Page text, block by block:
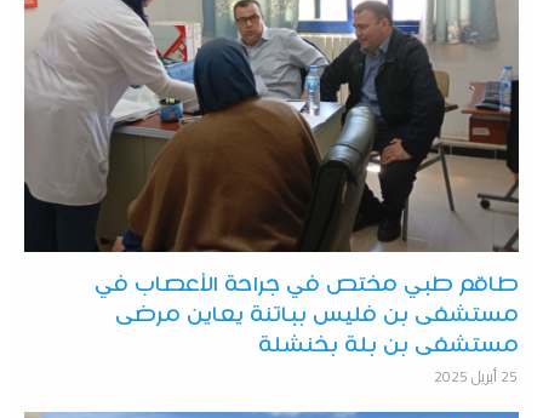
طاقم طبي مختص في جراحة الأعصاب في
مستشفى بن فليس بباتنة يعاين مرضى
مستشفى بن بلة بخنشلة
25 أبريل 2025